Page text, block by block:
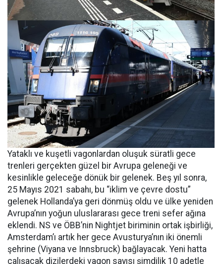
Yataklı ve kuşetli vagonlardan oluşuk süratli gece
trenleri gerçekten güzel bir Avrupa geleneği ve
kesinlikle geleceğe dönük bir gelenek. Beş yıl sonra,
25 Mayıs 2021 sabahı, bu “iklim ve çevre dostu”
gelenek Hollanda’ya geri dönmüş oldu ve ülke yeniden
Avrupa’nın yoğun uluslararası gece treni sefer ağına
eklendi. NS ve ÖBB’nin Nightjet biriminin ortak işbirliği,
Amsterdam’ı artık her gece Avusturya’nın iki önemli
şehrine (Viyana ve Innsbruck) bağlayacak. Yeni hatta
çalışacak dizilerdeki vagon sayısı şimdilik 10 adetle